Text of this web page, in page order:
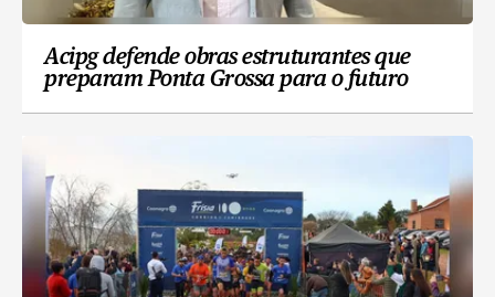
Acipg defende obras estruturantes que
preparam Ponta Grossa para o futuro